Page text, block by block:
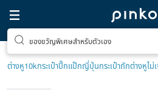
ของขวัญพิเศษสำหรับตัวเอง
ต่างหู10kกระเป๋าปิ๊กแป๊กญี่ปุ่นกระเป๋าถักต่างหูไม่